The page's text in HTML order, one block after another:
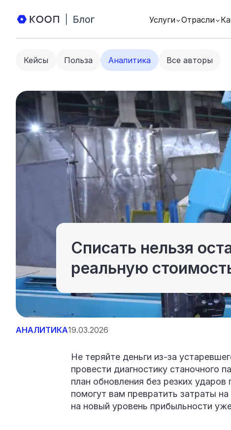
Услуги Отрасли
Кейсы Польза Аналитика Все авторы
Списать нельзя
реальную
АНАЛИТИКА19.03.2026
Не теряйте деньги из‑за
провести диагностику станочного
план обновления без резких
помогут вам превратить затраты
на новый уровень прибыльности